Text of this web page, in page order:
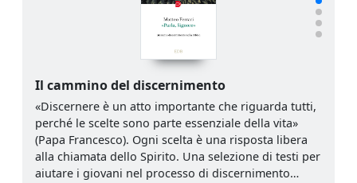
Il cammino del discernimento
«Discernere è un atto importante che riguarda tutti,
perché le scelte sono parte essenziale della vita»
(Papa Francesco). Ogni scelta è una risposta libera
alla chiamata dello Spirito. Una selezione di testi per
aiutare i giovani nel processo di discernimento…